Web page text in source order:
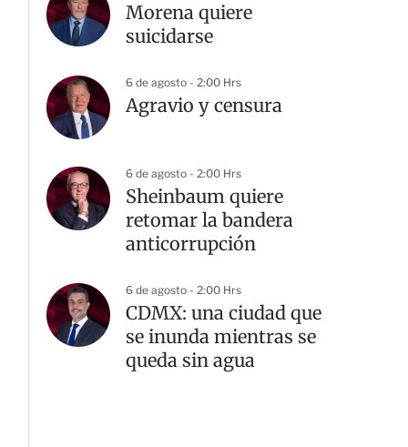
Morena quiere
suicidarse
6 de agosto - 2:00 Hrs
Agravio y censura
6 de agosto - 2:00 Hrs
Sheinbaum quiere
retomar la bandera
anticorrupción
6 de agosto - 2:00 Hrs
CDMX: una ciudad que
se inunda mientras se
queda sin agua